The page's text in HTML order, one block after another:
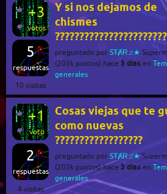
+3
votos
5
respuestas
10 visitas
Y si nos dejamos de
chismes
preguntado por SŦȺɌ♫★
(203k puntos) hace 3 días en
generales
+1
voto
2
respuestas
4visitas
Cosas viejas que te
como nuevas
??????????????????
preguntado por SŦȺɌ♫★
(203k puntos) hace 3 días en
generales